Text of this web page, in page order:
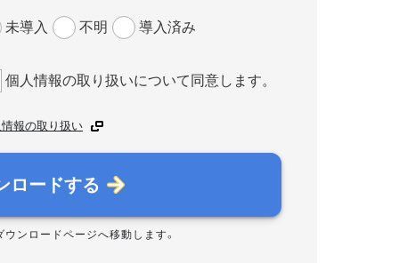
未導入 不明 導入済み
個人情報の取り扱いについて同意します。
報の取り扱い
ロードする
ウンロードページへ移動します。